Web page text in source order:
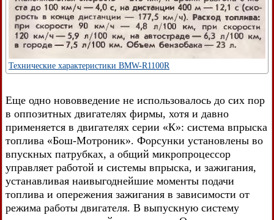
Технические характеристики BMW-R1100R
Еще одно нововведение не использовалось до сих пор
в оппозитных двигателях фирмы, хотя и давно
применяется в двигателях серии «К»: система впрыска
топлива «Бош-Мотроник». Форсунки установлены во
впускных патрубках, а общий микропроцессор
управляет работой и системы впрыска, и зажигания,
устанавливая наивыгоднейшие моменты подачи
топлива и опережения зажигания в зависимости от
режима работы двигателя. В выпускную систему